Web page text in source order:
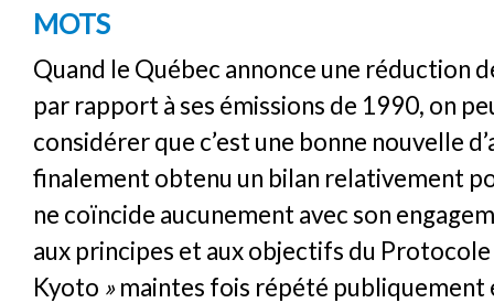
MOTS
Quand le Québec annonce une réduction
par rapport à ses émissions de 1990, on
considérer que c’est une bonne nouvelle
finalement obtenu un bilan relativement
ne coïncide aucunement avec son
aux principes et aux objectifs du
Kyoto »maintes fois répété publiquement